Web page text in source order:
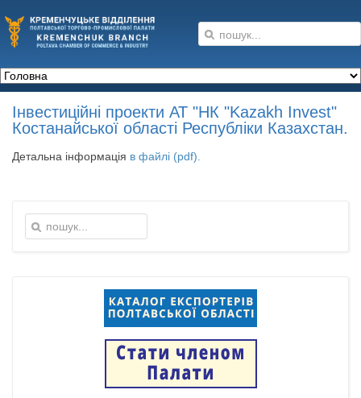
Інвестиційні проекти АТ "НК "Kazakh Invest"
Костанайської області Республіки Казахстан.
Детальна інформація в файлі (pdf).